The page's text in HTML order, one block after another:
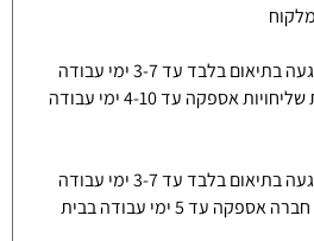
בלבד עד 3-7 ימי עבודה
* שליח עד הבית ע"י חברת שליחויות אספקה עד 4-10 ימי עבודה
בלבד עד 3-7 ימי עבודה
* שליח עד הבית ע"י שליח חברה אספקה עד 5 ימי עבודה בבית